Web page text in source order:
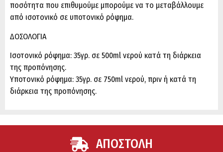
ποσότητα που επιθυμούμε μπορούμε να το μεταβάλλουμε
από ισοτονικό σε υποτονικό ρόφημα.
ΔΟΣΟΛΟΓΙΑ
Ισοτονικό ρόφημα: 35γρ. σε 500ml νερού κατά τη διάρκεια
της προπόνησης.
Υποτονικό ρόφημα: 35γρ. σε 750ml νερού, πριν ή κατά τη
διάρκεια της προπόνησης.
ΑΠΟΣΤΟΛΗ